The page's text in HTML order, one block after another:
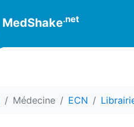
MedShake.net
Médecine ECN